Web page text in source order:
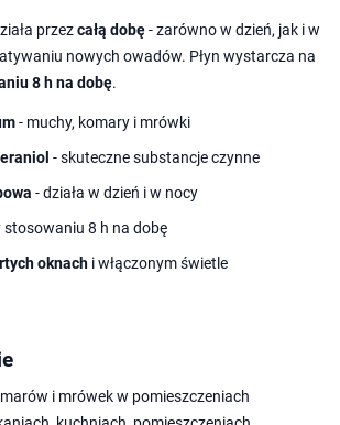
przezcałą dobę- zarówno w dzień, jak i w
nowych owadów. Płyn wystarcza na
8 h na dobę.
- muchy, komary i mrówki
- skuteczne substancje czynne
- działa w dzień i w nocy
stosowaniu 8 h na dobę
oknach i włączonym świetle
i mrówek w pomieszczeniach